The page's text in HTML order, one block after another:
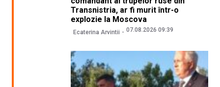
Transnistria, ar fi murit într-o
explozie la Moscova
Ecaterina Arvintii 07.08.2026 09:39